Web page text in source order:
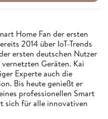
Home Fan der ersten
2014 über IoT-Trends
ersten deutschen Nutzer
Geräten. Kai
Experte auch die
Bis heute genießt er
professionellen Smart
sich für alle innovativen